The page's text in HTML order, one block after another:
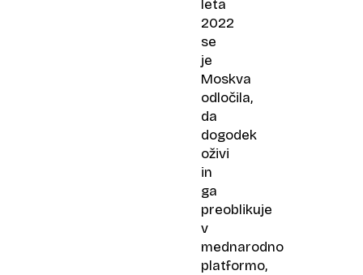
leta
2022
se
je
Moskva
odločila,
da
dogodek
oživi
in
ga
preoblikuje
v
mednarodno
platformo,